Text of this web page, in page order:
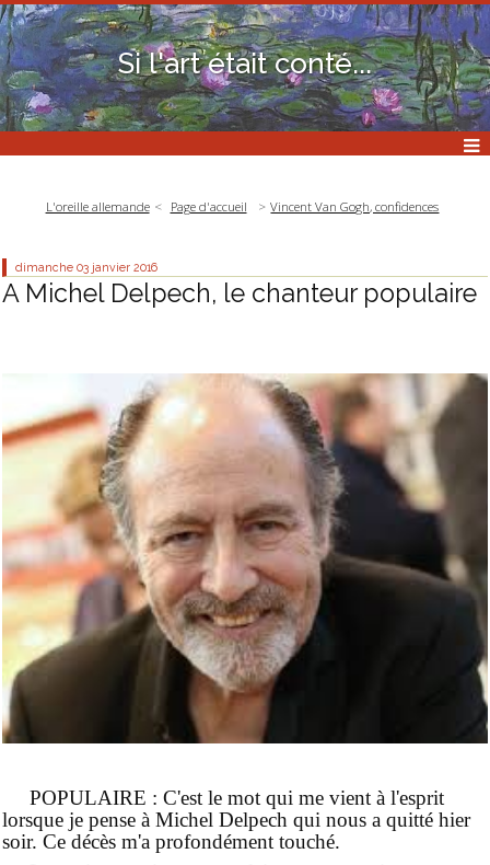
Si l'art était conté...
L'oreille allemande Page d'accueil Vincent Van Gogh, confidences
dimanche 03 janvier 2016
A Michel Delpech, le chanteur populaire
POPULAIRE : C'est le mot qui me vient à l'esprit
lorsque je pense à Michel Delpech qui nous a quitté hier
soir. Ce décès m'a profondément touché.